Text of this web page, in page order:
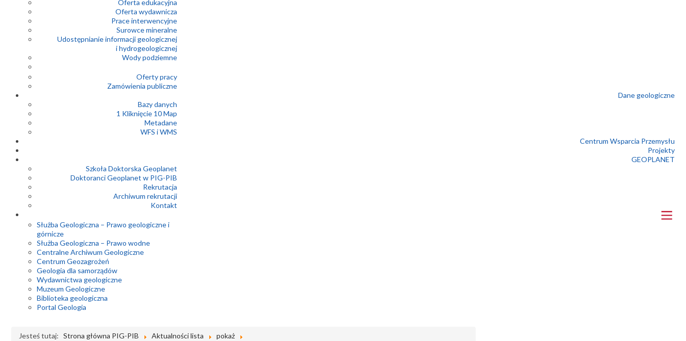
Oferta edukacyjna
Oferta wydawnicza
Prace interwencyjne
Surowce mineralne
Udostępnianie informacji geologicznej
i hydrogeologicznej
Wody podziemne
Oferty pracy
Zamówienia publiczne
Dane geologiczne
Bazy danych
1 Kliknięcie 10 Map
Metadane
WFS i WMS
Centrum Wsparcia Przemysłu
Projekty
GEOPLANET
Szkoła Doktorska Geoplanet
Doktoranci Geoplanet w PIG-PIB
Rekrutacja
Archiwum rekrutacji
Kontakt
Służba Geologiczna – Prawo geologiczne i
górnicze
Służba Geologiczna – Prawo wodne
Centralne Archiwum Geologiczne
Centrum Geozagrożeń
Geologia dla samorządów
Wydawnictwa geologiczne
Muzeum Geologiczne
Biblioteka geologiczna
Portal Geologia
Jesteś tutaj: Strona główna PIG-PIB Aktualności lista
pokaż